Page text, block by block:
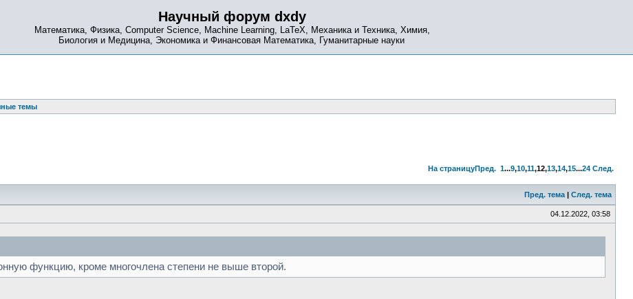
Научный форум dxdy
Математика, Физика, Computer Science, Machine Learning, LaTeX, Механика и Техника, Химия,
Биология и Медицина, Экономика и Финансовая Математика, Гуманитарные науки
темы
На страницуПред. 1...9,10,11,12,13,14,15...24 След.
Пред. тема | След. тема
04.12.2022, 03:58
функцию, кроме многочлена степени не выше второй.